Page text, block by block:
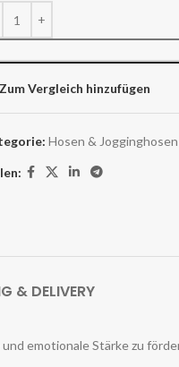
Zum Vergleich hinzufügen
Hosen & Jogginghosen
& DELIVERY
emotionale Stärke zu